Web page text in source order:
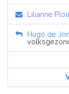
Lilianne
Hugo de